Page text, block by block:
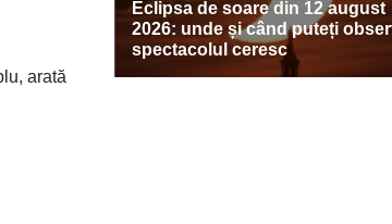
arată